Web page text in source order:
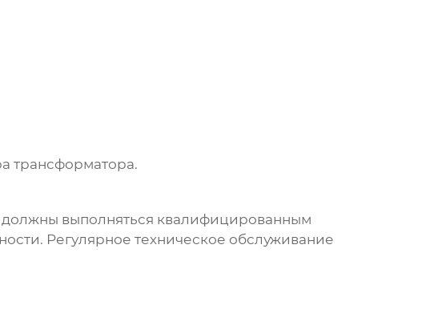
трансформатора.
должны выполняться квалифицированным
Регулярное техническое обслуживание